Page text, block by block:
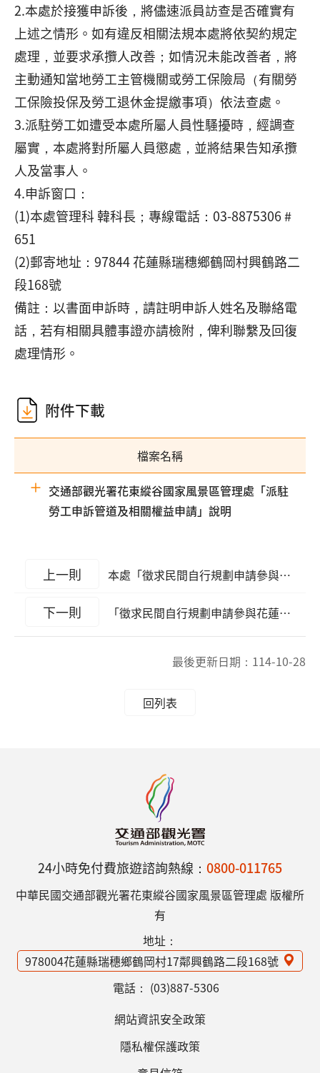
2.本處於接獲申訴後，將儘速派員訪查是否確實有
上述之情形。如有違反相關法規本處將依契約規定
處理，並要求承攬人改善；如情況未能改善者，將
主動通知當地勞工主管機關或勞工保險局（有關勞
工保險投保及勞工退休金提繳事項）依法查處。
3.派駐勞工如遭受本處所屬人員性騷擾時，經調查
屬實，本處將對所屬人員懲處，並將結果告知承攬
人及當事人。
4.申訴窗口：
(1)本處管理科 韓科長；專線電話：03-8875306 #
651
(2)郵寄地址：97844 花蓮縣瑞穗鄉鶴岡村興鶴路二
段168號
備註：以書面申訴時，請註明申訴人姓名及聯絡電
話，若有相關具體事證亦請檢附，俾利聯繫及回復
處理情形。
附件下載
檔案名稱
交通部觀光署花東縱谷國家風景區管理處「派駐
勞工申訴管道及相關權益申請」說明
上一則 本處「徵求民間自行規劃申請參與花蓮縣鳳林鎮鳳林生態遊憩區 興建營運移轉計畫案」公聽會紀錄
下一則 「徵求民間自行規劃申請參與花蓮縣鳳林鎮鳳林生態遊憩區興建營運移轉計畫案」公聽會
最後更新日期： 114-10-28
回列表
24小時免付費旅遊諮詢熱線： 0800-011765
中華民國交通部觀光署花東縱谷國家風景區管理處 版權所
有
地址：
978004花蓮縣瑞穗鄉鶴岡村17鄰興鶴路二段168號
電話： (03)887-5306
網站資訊安全政策
隱私權保護政策